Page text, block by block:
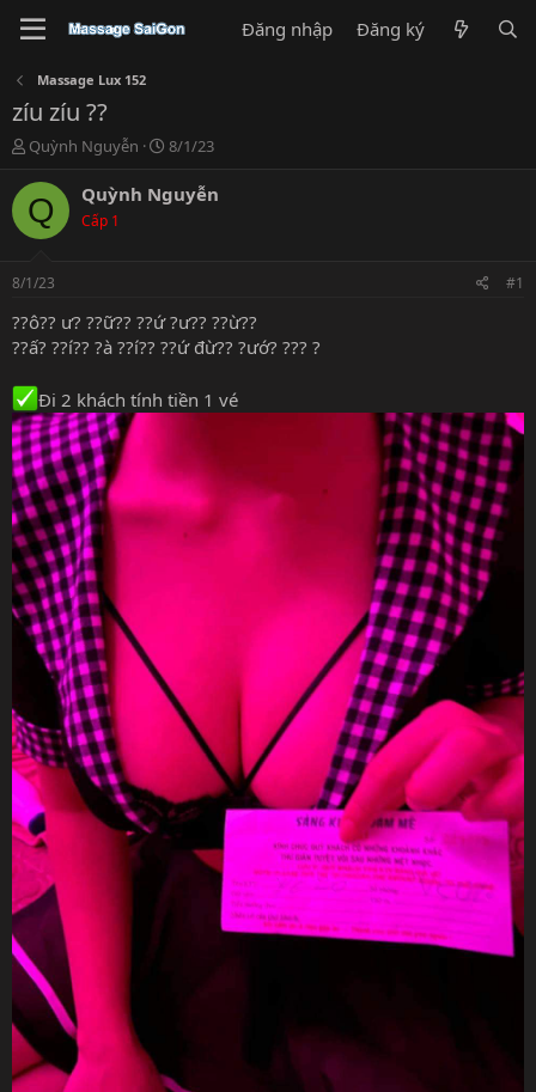
Đăng nhập Đăng ký
Massage Lux 152
zíu zíu ??
T
r
e
a
s
t
a
r
t
e
r
Quỳnh Nguyễn
N
à
y
8/1/23
Q Quỳnh Nguyễn
Cấp 1
8/1/23 #1
??ô?? ư? ??ữ?? ??ứ ?ư?? ??ừ??
??ấ? ??í?? ?à ??í?? ??ứ đừ?? ?ướ? ??? ?
Đi 2 khách tính tiền 1 vé